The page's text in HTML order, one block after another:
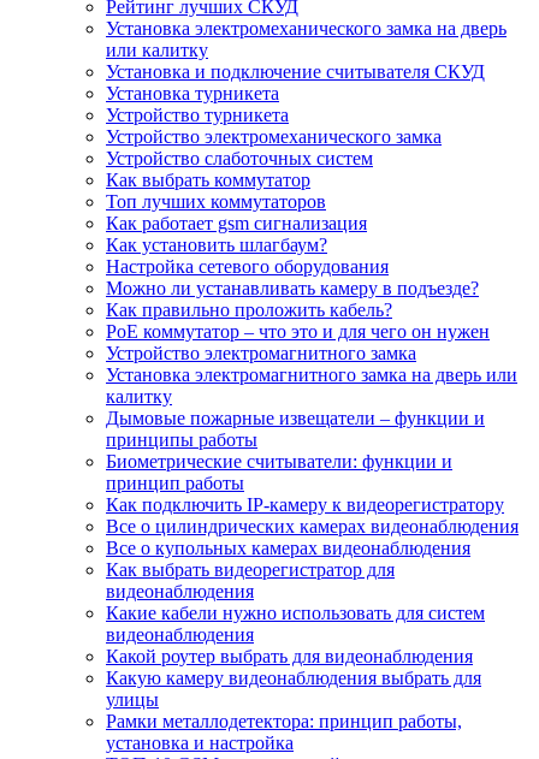
Рейтинг лучших СКУД
Установка электромеханического замка на дверь
или калитку
Установка и подключение считывателя СКУД
Установка турникета
Устройство турникета
Устройство электромеханического замка
Устройство слаботочных систем
Как выбрать коммутатор
Топ лучших коммутаторов
Как работает gsm сигнализация
Как установить шлагбаум?
Настройка сетевого оборудования
Можно ли устанавливать камеру в подъезде?
Как правильно проложить кабель?
PoE коммутатор – что это и для чего он нужен
Устройство электромагнитного замка
Установка электромагнитного замка на дверь или
калитку
Дымовые пожарные извещатели – функции и
принципы работы
Биометрические считыватели: функции и
принцип работы
Как подключить IP-камеру к видеорегистратору
Все о цилиндрических камерах видеонаблюдения
Все о купольных камерах видеонаблюдения
Как выбрать видеорегистратор для
видеонаблюдения
Какие кабели нужно использовать для систем
видеонаблюдения
Какой роутер выбрать для видеонаблюдения
Какую камеру видеонаблюдения выбрать для
улицы
Рамки металлодетектора: принцип работы,
установка и настройка